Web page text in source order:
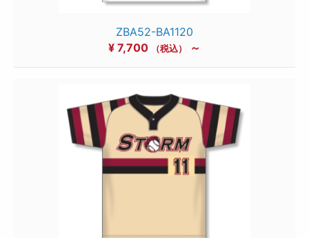
ZBA52-BA1120
¥ 7,700 （税込） ～